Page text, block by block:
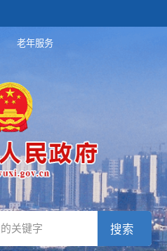
老年服务